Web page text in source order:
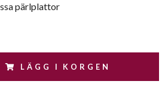
pärlplattor
LÄGG I KORGEN